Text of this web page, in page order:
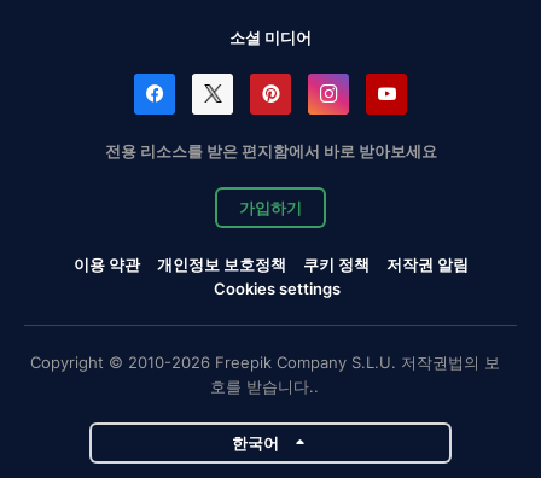
소셜 미디어
전용 리소스를 받은 편지함에서 바로 받아보세요
가입하기
이용 약관 개인정보 보호정책 쿠키 정책
저작권 알림
Cookies settings
Copyright © 2010-2026 Freepik Company S.L.U. 저작권법의 보
호를 받습니다..
한국어